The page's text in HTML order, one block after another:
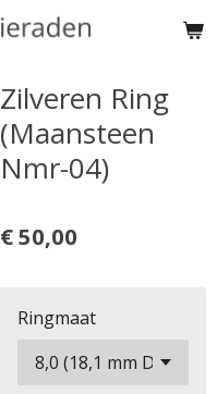
Zilveren Ring
(Maansteen
Nmr-04)
€ 50,00
Ringmaat